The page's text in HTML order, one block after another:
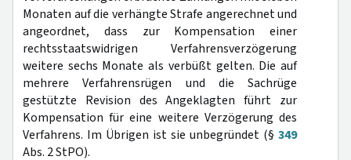
Monaten auf die verhängte Strafe angerechnet und
angeordnet, dass zur Kompensation einer
rechtsstaatswidrigen Verfahrensverzögerung
weitere sechs Monate als verbüßt gelten. Die auf
mehrere Verfahrensrügen und die Sachrüge
gestützte Revision des Angeklagten führt zur
Kompensation für eine weitere Verzögerung des
Verfahrens. Im Übrigen ist sie unbegründet (§ 349
Abs. 2 StPO).